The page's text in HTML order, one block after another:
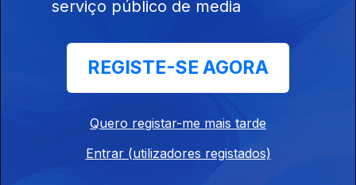
29 abr. 2023
O papel do
serviço público de media
REGISTE-SE AGORA
Quero registar-me mais tarde
Entrar (utilizadores registados)